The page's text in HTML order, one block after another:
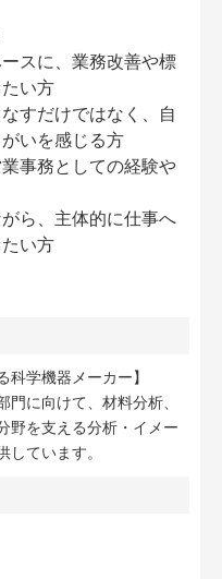
スに、業務改善や標
い方
すだけではなく、自
いを感じる方
事務としての経験や
ら、主体的に仕事へ
い方
科学機器メーカー】
に向けて、材料分析、
野を支える分析・イメー
しています。